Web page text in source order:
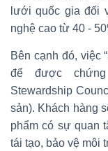
lưới quốc gia đối
nghệ cao từ 40 -
Bên cạnh đó, việc
để được chứng
Stewardship
sản). Khách hàng
phẩm có sự quan
tái tạo, bảo vệ môi